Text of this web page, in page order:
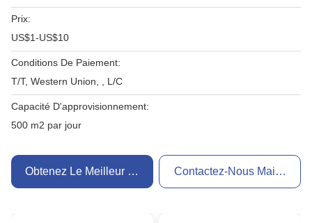
Prix:
US$1-US$10
Conditions De Paiement:
T/T, Western Union, , L/C
Capacité D'approvisionnement:
500 m2 par jour
Obtenez Le Meilleur Prix Contactez-Nous Maintenant